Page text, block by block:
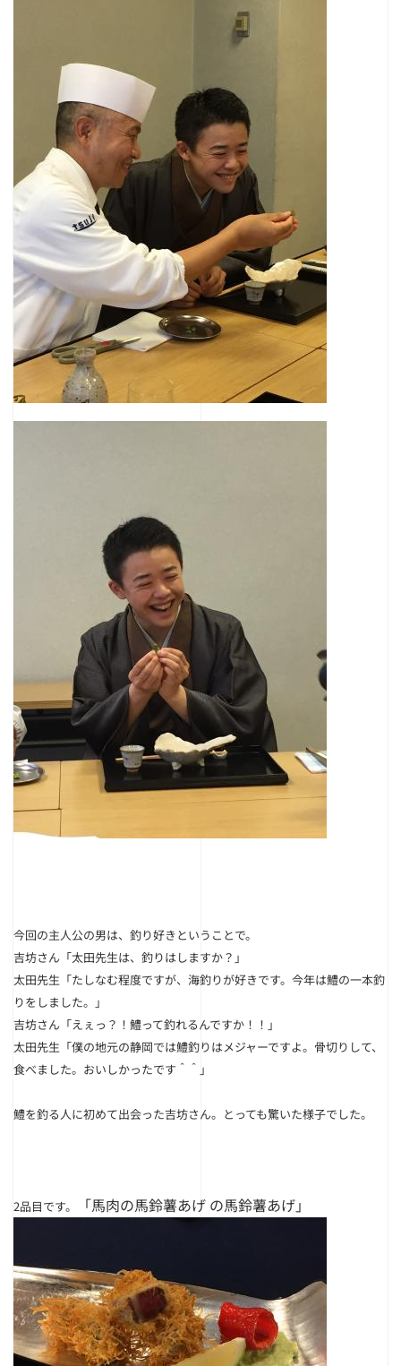
今回の主人公の男は、釣り好きということで。
吉坊さん 「太田先生は、釣りはしますか？」
太田先生 「たしなむ程度ですが、海釣りが好きです。今年は鱧の一本釣
りをしました。」
吉坊さん 「えぇっ？！鱧って釣れるんですか！！」
太田先生 「僕の地元の静岡では鱧釣りはメジャーですよ。骨切りして、
食べました。おいしかったです＾＾」
鱧を釣る人に初めて出会った吉坊さん。とっても驚いた様子でした。
2品目です。 「馬肉の馬鈴薯あげ の馬鈴薯あげ」